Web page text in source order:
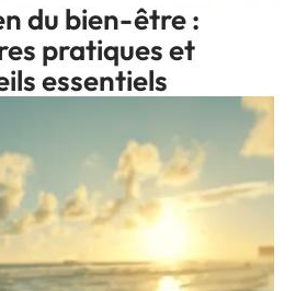
du bien-être :
pratiques et
essentiels